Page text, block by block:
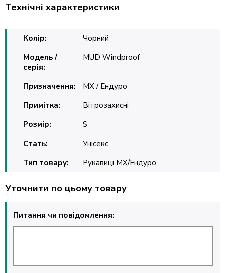
Технічні характеристики
Колір:
Чорний
Модель /
серія:
MUD Windproof
Призначення:
MX / Ендуро
Примітка:
Вітрозахисні
Розмір:
S
Стать:
Унісекс
Тип товару:
Рукавиці MX/Ендуро
Уточнити по цьому товару
Питання чи повідомлення: